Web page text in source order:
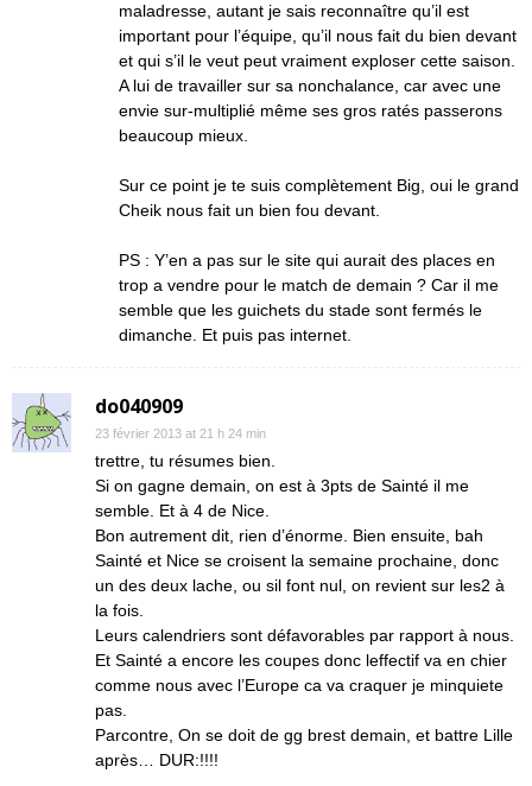
maladresse, autant je sais reconnaître qu’il est
important pour l’équipe, qu’il nous fait du bien devant
et qui s’il le veut peut vraiment exploser cette saison.
A lui de travailler sur sa nonchalance, car avec une
envie sur-multiplié même ses gros ratés passerons
beaucoup mieux.
Sur ce point je te suis complètement Big, oui le grand
Cheik nous fait un bien fou devant.
PS : Y’en a pas sur le site qui aurait des places en
trop a vendre pour le match de demain ? Car il me
semble que les guichets du stade sont fermés le
dimanche. Et puis pas internet.
do040909
23 février 2013 at 21 h 24 min
trettre, tu résumes bien.
Si on gagne demain, on est à 3pts de Sainté il me
semble. Et à 4 de Nice.
Bon autrement dit, rien d’énorme. Bien ensuite, bah
Sainté et Nice se croisent la semaine prochaine, donc
un des deux lache, ou sil font nul, on revient sur les2 à
la fois.
Leurs calendriers sont défavorables par rapport à nous.
Et Sainté a encore les coupes donc leffectif va en chier
comme nous avec l’Europe ca va craquer je minquiete
pas.
Parcontre, On se doit de gg brest demain, et battre Lille
après… DUR:!!!!